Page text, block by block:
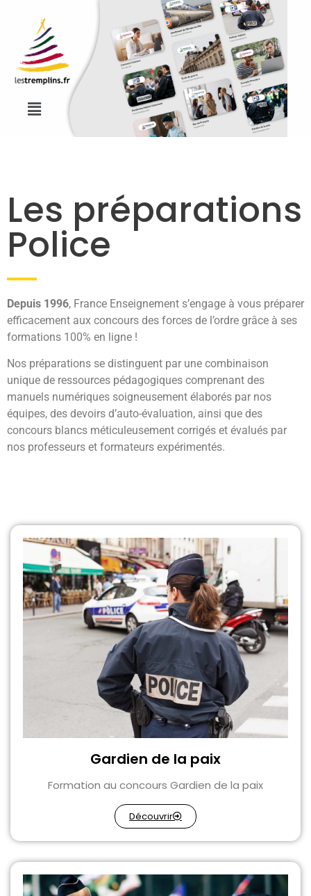
Les préparations
Police
Depuis 1996, France Enseignement s’engage à vous préparer
efficacement aux concours des forces de l’ordre grâce à ses
formations 100% en ligne !
Nos préparations se distinguent par une combinaison
unique de ressources pédagogiques comprenant des
manuels numériques soigneusement élaborés par nos
équipes, des devoirs d’auto-évaluation, ainsi que des
concours blancs méticuleusement corrigés et évalués par
nos professeurs et formateurs expérimentés.
Gardien de la paix
Formation au concours Gardien de la paix
Découvrir